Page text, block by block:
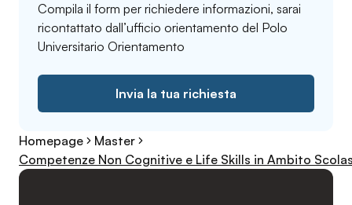
Compila il form per richiedere informazioni, sarai
ricontattato dall’ufficio orientamento del Polo
Universitario Orientamento
Invia la tua richiesta
Homepage
Master
Competenze Non Cognitive e Life Skills in Ambito